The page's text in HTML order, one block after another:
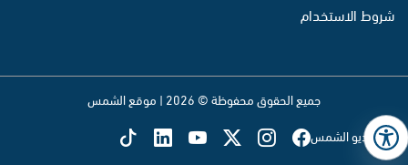
شروط الاستخدام
جميع الحقوق محفوظة © 2026 | موقع الشمس
تابع راديو الشمس